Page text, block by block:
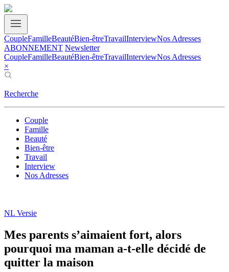
CoupleFamilleBeautéBien-êtreTravailInterviewNos Adresses
ABONNEMENT Newsletter
CoupleFamilleBeautéBien-êtreTravailInterviewNos Adresses
×
Recherche
Couple
Famille
Beauté
Bien-être
Travail
Interview
Nos Adresses
NL Versie
Mes parents s’aimaient fort, alors
pourquoi ma maman a-t-elle décidé de
quitter la maison